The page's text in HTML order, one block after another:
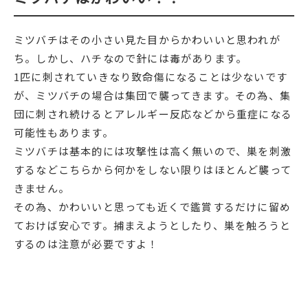
ミツバチはその小さい見た目からかわいいと思われが
ち。しかし、ハチなので針には毒があります。
1匹に刺されていきなり致命傷になることは少ないです
が、ミツバチの場合は集団で襲ってきます。その為、集
団に刺され続けるとアレルギー反応などから重症になる
可能性もあります。
ミツバチは基本的には攻撃性は高く無いので、巣を刺激
するなどこちらから何かをしない限りはほとんど襲って
きません。
その為、かわいいと思っても近くで鑑賞するだけに留め
ておけば安心です。捕まえようとしたり、巣を触ろうと
するのは注意が必要ですよ！